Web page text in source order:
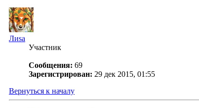
Лиsа
Участник
Сообщения: 69
Зарегистрирован: 29 дек 2015, 01:55
Вернуться к началу